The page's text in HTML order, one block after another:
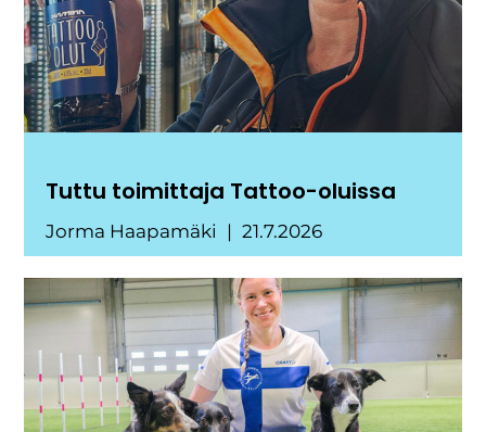
Tuttu toimittaja Tattoo-oluissa
Jorma Haapamäki 21.7.2026